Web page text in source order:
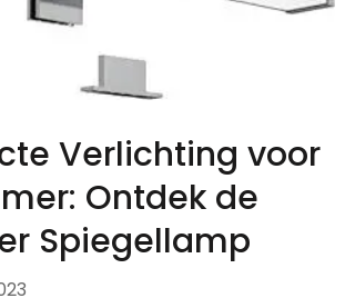
Verlichting voor
Ontdek de
Spiegellamp